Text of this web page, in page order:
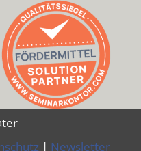
| Newsletter